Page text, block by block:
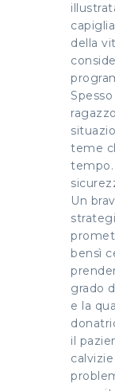
della
teme
tempo.
Un
bensì
grado
e la
il